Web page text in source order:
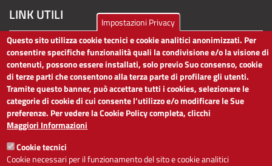
LINK UTILI
Dichiarazione di accessibilità
Obiettivi di accessibilità
Segnalaci problemi di accessibilità
Note legali
Privacy
Accesso riservato
ACCESSIBILITÀ
Impostazioni Privacy
Questo sito utilizza cookie tecnici e cookie analitici anonimizzati. Per
consentire specifiche funzionalità quali la condivisione e/o la visione di
contenuti, possono essere installati, solo previo Suo consenso, cookie
di terze parti che consentono alla terza parte di profilare gli utenti.
Tramite questo banner, può accettare tutti i cookies, selezionare le
categorie di cookie di cui consente l’utilizzo e/o modificare le Sue
preferenze. Per vedere la Cookie Policy completa, clicchi
Maggiori Informazioni
Cookie tecnici
Cookie necessari per il funzionamento del sito e cookie analitici